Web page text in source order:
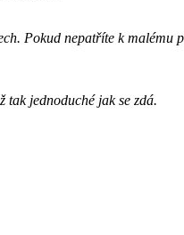
Pokud nepatříte k
jednoduché jak se zdá.